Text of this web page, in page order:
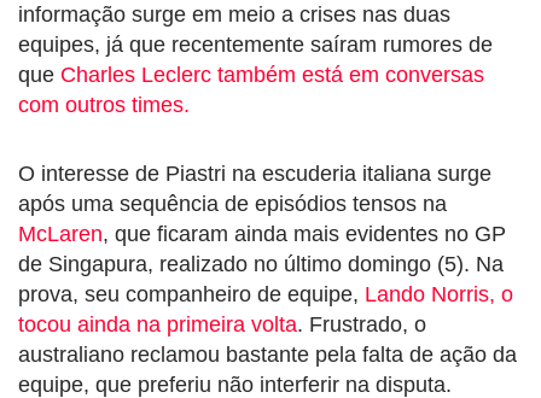
informação surge em meio a crises nas duas
equipes, já que recentemente saíram rumores de
que Charles Leclerc também está em conversas
com outros times.
O interesse de Piastri na escuderia italiana surge
após uma sequência de episódios tensos na
McLaren, que ficaram ainda mais evidentes no GP
de Singapura, realizado no último domingo (5). Na
prova, seu companheiro de equipe, Lando Norris, o
tocou ainda na primeira volta. Frustrado, o
australiano reclamou bastante pela falta de ação da
equipe, que preferiu não interferir na disputa.